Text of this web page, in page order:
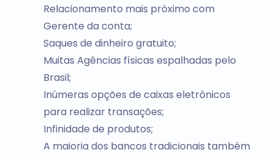
Relacionamento mais próximo com
Gerente da conta;
Saques de dinheiro gratuito;
Muitas Agências físicas espalhadas pelo
Brasil;
Inúmeras opções de caixas eletrônicos
para realizar transações;
Infinidade de produtos;
A maioria dos bancos tradicionais também